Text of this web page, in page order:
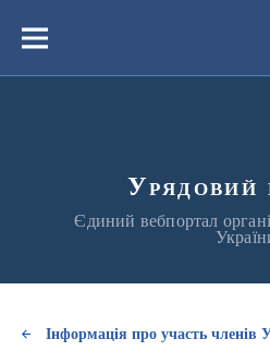
вмістуМеню
Урядовий
Єдиний вебпортал
Інформація про участь членів